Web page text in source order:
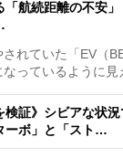
「航続距離の不安
れていた「EV（
なっているように
検証》シビアな状
ボ」と「スト…